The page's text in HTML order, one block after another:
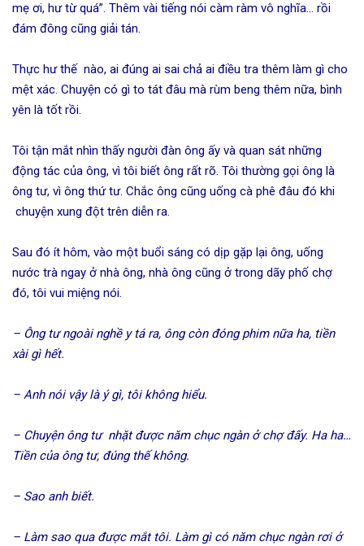
mẹ ơi, hư từ quá”. Thêm vài tiếng nói càm ràm vô nghĩa… rồi
đám đông cũng giải tán.
Thực hư thế nào, ai đúng ai sai chả ai điều tra thêm làm gì cho
mệt xác. Chuyện có gì to tát đâu mà rùm beng thêm nữa, bình
yên là tốt rồi.
Tôi tận mắt nhìn thấy người đàn ông ấy và quan sát những
động tác của ông, vì tôi biết ông rất rõ. Tôi thường gọi ông là
ông tư, vì ông thứ tư. Chắc ông cũng uống cà phê đâu đó khi
chuyện xung đột trên diễn ra.
Sau đó ít hôm, vào một buổi sáng có dịp gặp lại ông, uống
nước trà ngay ở nhà ông, nhà ông cũng ở trong dãy phố chợ
đó, tôi vui miệng nói.
– Ông tư ngoài nghề y tá ra, ông còn đóng phim nữa ha, tiền
xài gì hết.
– Anh nói vậy là ý gì, tôi không hiểu.
– Chuyện ông tư nhặt được năm chục ngàn ở chợ đấy. Ha ha…
Tiền của ông tư, đúng thế không.
– Sao anh biết.
– Làm sao qua được mắt tôi. Làm gì có năm chục ngàn rơi ở